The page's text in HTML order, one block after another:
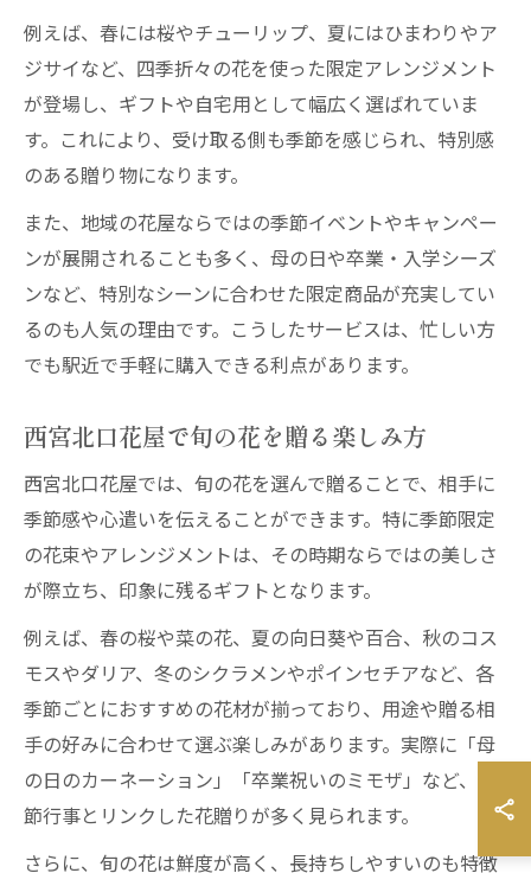
例えば、春には桜やチューリップ、夏にはひまわりやア
ジサイなど、四季折々の花を使った限定アレンジメント
が登場し、ギフトや自宅用として幅広く選ばれていま
す。これにより、受け取る側も季節を感じられ、特別感
のある贈り物になります。
また、地域の花屋ならではの季節イベントやキャンペー
ンが展開されることも多く、母の日や卒業・入学シーズ
ンなど、特別なシーンに合わせた限定商品が充実してい
るのも人気の理由です。こうしたサービスは、忙しい方
でも駅近で手軽に購入できる利点があります。
西宮北口花屋で旬の花を贈る楽しみ方
西宮北口花屋では、旬の花を選んで贈ることで、相手に
季節感や心遣いを伝えることができます。特に季節限定
の花束やアレンジメントは、その時期ならではの美しさ
が際立ち、印象に残るギフトとなります。
例えば、春の桜や菜の花、夏の向日葵や百合、秋のコス
モスやダリア、冬のシクラメンやポインセチアなど、各
季節ごとにおすすめの花材が揃っており、用途や贈る相
手の好みに合わせて選ぶ楽しみがあります。実際に「母
の日のカーネーション」「卒業祝いのミモザ」など、季
節行事とリンクした花贈りが多く見られます。
さらに、旬の花は鮮度が高く、長持ちしやすいのも特徴